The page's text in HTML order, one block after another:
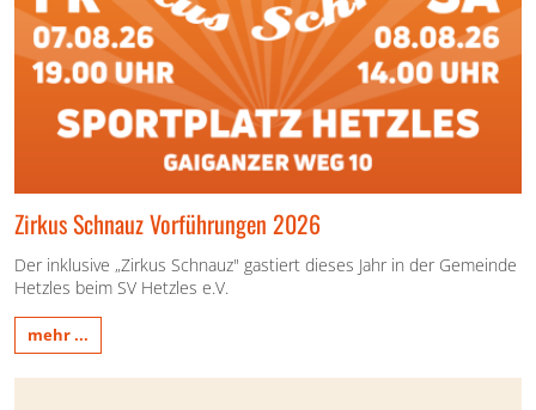
Zirkus Schnauz Vorführungen 2026
Der inklusive „Zirkus Schnauz" gastiert dieses Jahr in der Gemeinde
Hetzles beim SV Hetzles e.V.
mehr ...